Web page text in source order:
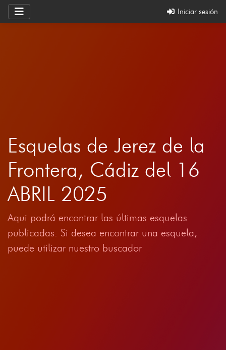
Iniciar sesión
Esquelas de Jerez de la
Frontera, Cádiz del 16
ABRIL 2025
Aqui podrá encontrar las últimas esquelas
publicadas. Si desea encontrar una esquela,
puede utilizar nuestro buscador